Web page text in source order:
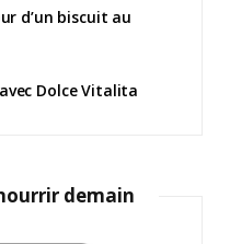
d’un biscuit au
Dolce Vitalita
demain